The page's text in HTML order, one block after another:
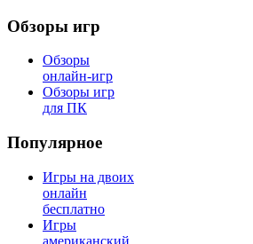
Обзоры игр
Обзоры
онлайн-игр
Обзоры игр
для ПК
Популярное
Игры на двоих
онлайн
бесплатно
Игры
американский